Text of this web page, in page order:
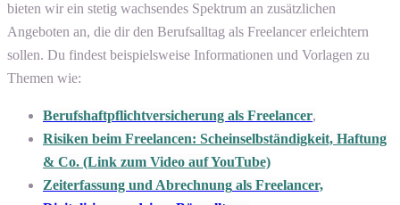
bieten wir ein stetig wachsendes Spektrum an zusätzlichen
Angeboten an, die dir den Berufsalltag als Freelancer erleichtern
sollen. Du findest beispielsweise Informationen und Vorlagen zu
Themen wie:
Berufshaftpflichtversicherung als Freelancer,
Risiken beim Freelancen: Scheinselbständigkeit, Haftung
& Co. (Link zum Video auf YouTube)
Zeiterfassung und Abrechnung als Freelancer,